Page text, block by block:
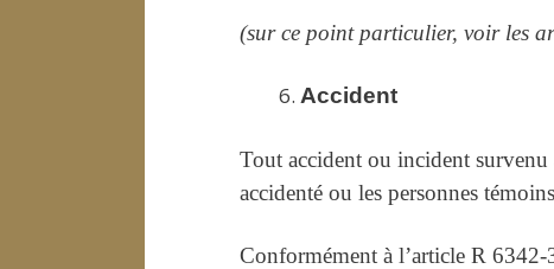
(sur ce point particulier, voir les
Accident
Tout accident ou incident survenu
accidenté ou les personnes
Conformément à l’article R